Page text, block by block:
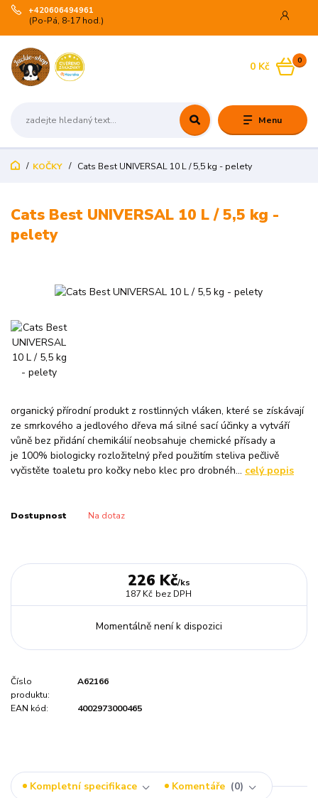
Menu
+420606494961
(Po-Pá, 8-17 hod.)
0
0 Kč
KOČKY Cats Best UNIVERSAL 10 L / 5,5 kg - pelety
Cats Best UNIVERSAL 10 L / 5,5 kg -
pelety
organický přírodní produkt z rostlinných vláken, které se získávají
ze smrkového a jedlového dřeva má silné sací účinky a vytváří
vůně bez přidání chemikálií neobsahuje chemické přísady a
je 100% biologicky rozložitelný před použitím steliva pečlivě
vyčistěte toaletu pro kočky nebo klec pro drobnéh... celý popis
Dostupnost Na dotaz
226 Kč/ks
187 Kč bez DPH
Momentálně není k dispozici
Číslo
produktu:
A62166
EAN kód: 4002973000465
Kompletní specifikace Komentáře 0